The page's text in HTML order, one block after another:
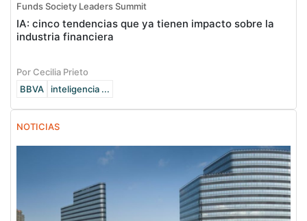
Funds Society Leaders Summit
IA: cinco tendencias que ya tienen impacto sobre la
industria financiera
Por Cecilia Prieto
BBVA
inteligencia ...
NOTICIAS